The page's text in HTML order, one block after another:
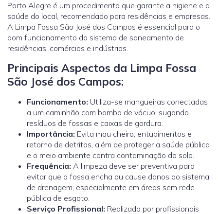
Porto Alegre é um procedimento que garante a higiene e a
saúde do local, recomendado para residências e empresas.
A Limpa Fossa São José dos Campos é essencial para o
bom funcionamento do sistema de saneamento de
residências, comércios e indústrias.
Principais Aspectos da Limpa Fossa
São José dos Campos:
Funcionamento: Utiliza-se mangueiras conectadas
a um caminhão com bomba de vácuo, sugando
resíduos de fossas e caixas de gordura.
Importância: Evita mau cheiro, entupimentos e
retorno de detritos, além de proteger a saúde pública
e o meio ambiente contra contaminação do solo.
Frequência: A limpeza deve ser preventiva para
evitar que a fossa encha ou cause danos ao sistema
de drenagem, especialmente em áreas sem rede
pública de esgoto.
Serviço Profissional: Realizado por profissionais